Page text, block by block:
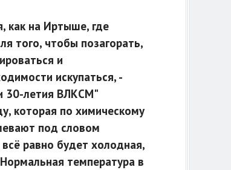
как на Иртыше, где
того, чтобы позагорать,
и
искупаться, -
30-летия ВЛКСМ"
которая по химическому
под словом
равно будет холодная,
температура в